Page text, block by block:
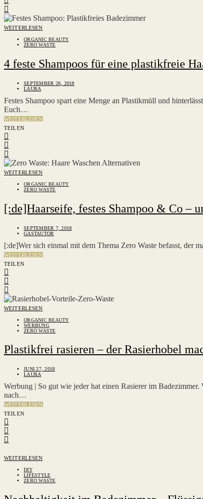
WEITERLESEN
ORGANIC BEAUTY
ZERO WASTE
4 feste Shampoos für eine plastikfreie
SEPTEMBER 26, 2018
LAURA
Festes Shampoo spart eine Menge an Plastikmüll und
Euch…
WEITERLESEN
TEILEN
WEITERLESEN
ORGANIC BEAUTY
ZERO WASTE
[:de]Haarseife, festes Shampoo & Co –
SEPTEMBER 7, 2018
GASTAUTOR
[:de]Wer sich einmal mit dem Thema Zero Waste befasst, der
WEITERLESEN
TEILEN
WEITERLESEN
ORGANIC BEAUTY
WERBUNG
ZERO WASTE
Plastikfrei rasieren – der Rasierhobel
JUNI 27, 2018
LAURA
Werbung | So gut wie jeder hat einen Rasierer im
nach…
WEITERLESEN
TEILEN
WEITERLESEN
DIY
LIFESTYLE
ZERO WASTE